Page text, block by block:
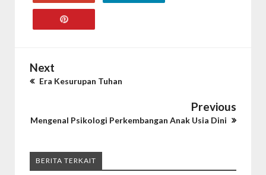
Next
Era Kesurupan Tuhan
Previous
Mengenal Psikologi Perkembangan Anak Usia Dini
BERITA TERKAIT